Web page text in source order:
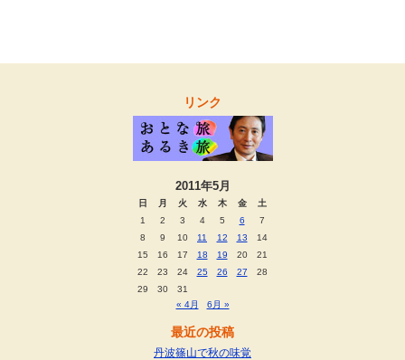
リンク
2011年5月
日 月 火 水 木 金
土
1
2 3 4 5 6
7
8
9 10 11 12 13
14
15
16 17 18 19 20
21
22
23 24 25 26 27
28
29
30
31
« 4月
6月 »
最近の投稿
丹波篠山で秋の味覚